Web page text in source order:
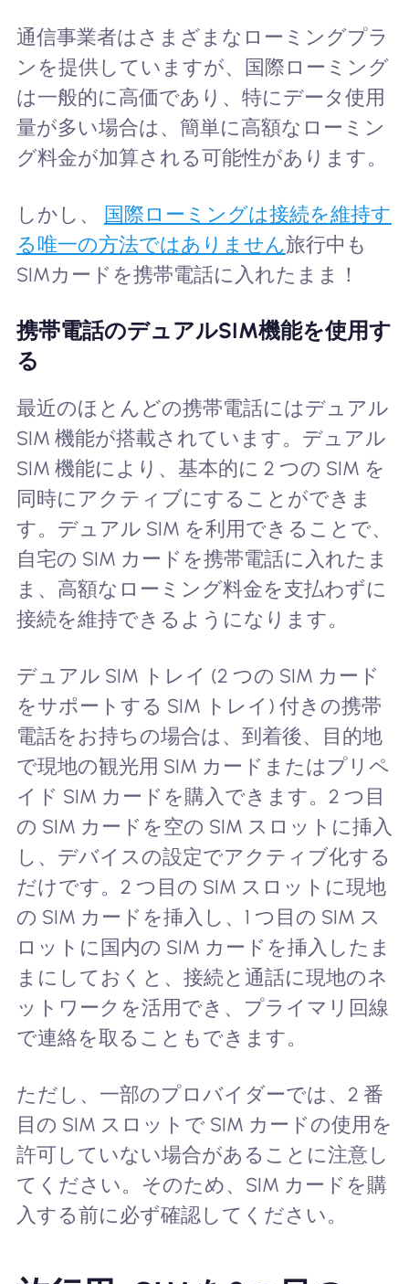
通信事業者はさまざまなローミングプラ
ンを提供していますが、国際ローミング
は一般的に高価であり、特にデータ使用
量が多い場合は、簡単に高額なローミン
グ料金が加算される可能性があります。
しかし、
国際ローミングは接続を維持す
る唯一の方法ではありません旅行中も
SIMカードを携帯電話に入れたまま！
携帯電話のデュアルSIM機能を使用す
る
最近のほとんどの携帯電話にはデュアル
SIM 機能が搭載されています。デュアル
SIM 機能により、基本的に 2 つの SIM を
同時にアクティブにすることができま
す。デュアル SIM を利用できることで、
自宅の SIM カードを携帯電話に入れたま
ま、高額なローミング料金を支払わずに
接続を維持できるようになります。
デュアル SIM トレイ (2 つの SIM カード
をサポートする SIM トレイ) 付きの携帯
電話をお持ちの場合は、到着後、目的地
で現地の観光用 SIM カードまたはプリペ
イド SIM カードを購入できます。2 つ目
の SIM カードを空の SIM スロットに挿入
し、デバイスの設定でアクティブ化する
だけです。2 つ目の SIM スロットに現地
の SIM カードを挿入し、1 つ目の SIM ス
ロットに国内の SIM カードを挿入したま
まにしておくと、接続と通話に現地のネ
ットワークを活用でき、プライマリ回線
で連絡を取ることもできます。
ただし、一部のプロバイダーでは、2 番
目の SIM スロットで SIM カードの使用を
許可していない場合があることに注意し
てください。そのため、SIM カードを購
入する前に必ず確認してください。